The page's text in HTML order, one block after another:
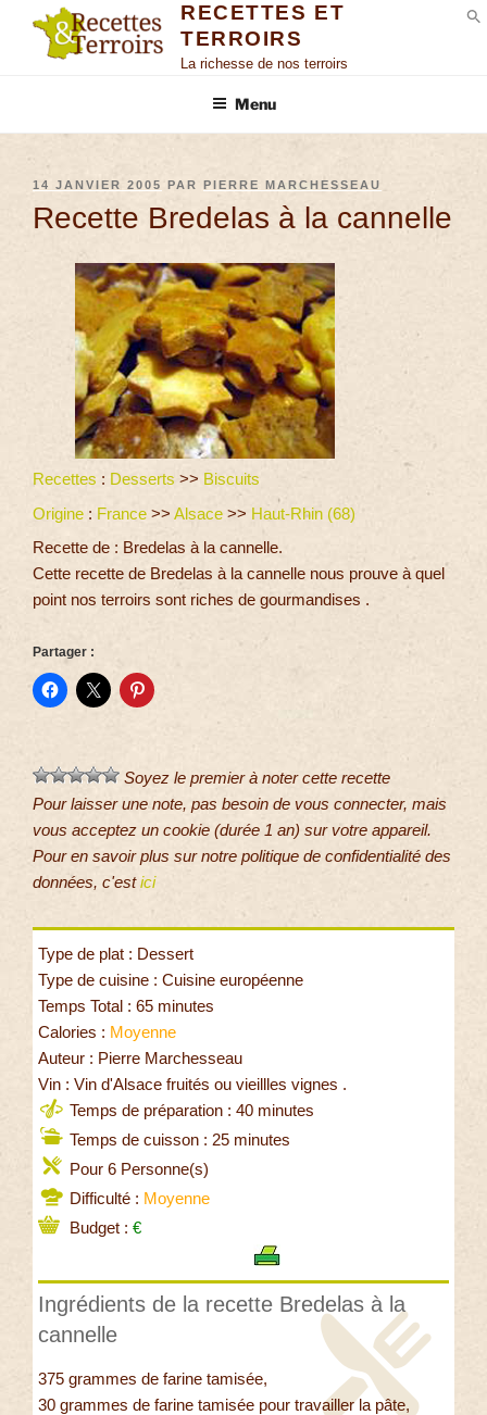
RECETTES ET
TERROIRS
La richesse de nos terroirs
Menu
14 JANVIER 2005 PAR PIERRE MARCHESSEAU
Recette Bredelas à la cannelle
Recettes : Desserts >> Biscuits
Origine : France >> Alsace >> Haut-Rhin (68)
Recette de : Bredelas à la cannelle.
Cette recette de Bredelas à la cannelle nous prouve à quel
point nos terroirs sont riches de gourmandises .
Partager :
Soyez le premier à noter cette recette
Pour laisser une note, pas besoin de vous connecter, mais
vous acceptez un cookie (durée 1 an) sur votre appareil.
Pour en savoir plus sur notre politique de confidentialité des
données, c'estici
Type de plat : Dessert
Type de cuisine : Cuisine européenne
Temps Total : 65 minutes
Calories : Moyenne
Auteur : Pierre Marchesseau
Vin : Vin d'Alsace fruités ou vieillles vignes .
Temps de préparation : 40 minutes
Temps de cuisson : 25 minutes
Pour 6 Personne(s)
Difficulté : Moyenne
Budget : €
Ingrédients de la recette Bredelas à la
cannelle
375 grammes de farine tamisée,
30 grammes de farine tamisée pour travailler la pâte,